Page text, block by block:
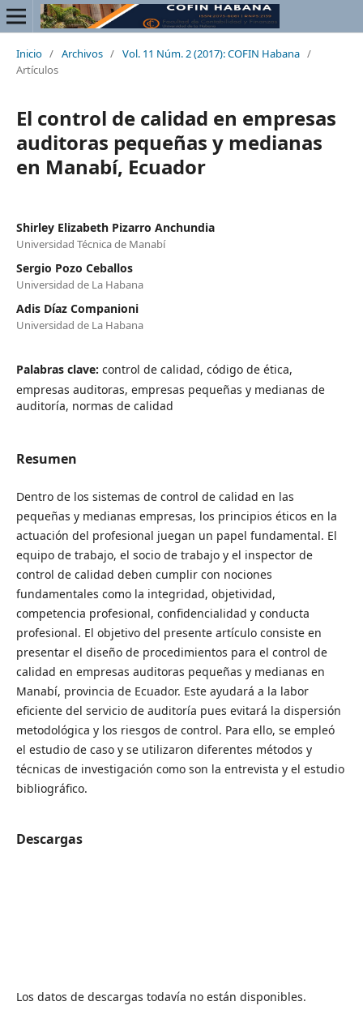
Inicio / Archivos / Vol. 11 Núm. 2 (2017): COFIN Habana /
Artículos
El control de calidad en empresas
auditoras pequeñas y medianas
en Manabí, Ecuador
Shirley Elizabeth Pizarro Anchundia
Universidad Técnica de Manabí
Sergio Pozo Ceballos
Universidad de La Habana
Adis Díaz Companioni
Universidad de La Habana
Palabras clave: control de calidad, código de ética,
empresas auditoras, empresas pequeñas y medianas de
auditoría, normas de calidad
Resumen
Dentro de los sistemas de control de calidad en las
pequeñas y medianas empresas, los principios éticos en la
actuación del profesional juegan un papel fundamental. El
equipo de trabajo, el socio de trabajo y el inspector de
control de calidad deben cumplir con nociones
fundamentales como la integridad, objetividad,
competencia profesional, confidencialidad y conducta
profesional. El objetivo del presente artículo consiste en
presentar el diseño de procedimientos para el control de
calidad en empresas auditoras pequeñas y medianas en
Manabí, provincia de Ecuador. Este ayudará a la labor
eficiente del servicio de auditoría pues evitará la dispersión
metodológica y los riesgos de control. Para ello, se empleó
el estudio de caso y se utilizaron diferentes métodos y
técnicas de investigación como son la entrevista y el estudio
bibliográfico.
Descargas
Los datos de descargas todavía no están disponibles.